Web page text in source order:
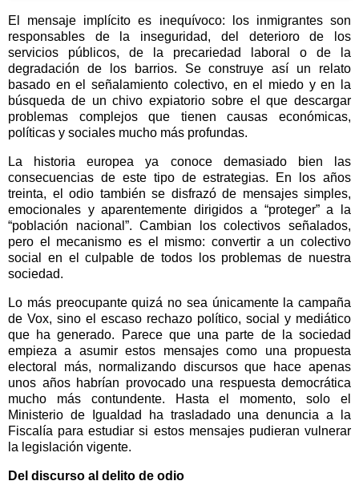
El mensaje implícito es inequívoco: los inmigrantes son
responsables de la inseguridad, del deterioro de los
servicios públicos, de la precariedad laboral o de la
degradación de los barrios. Se construye así un relato
basado en el señalamiento colectivo, en el miedo y en la
búsqueda de un chivo expiatorio sobre el que descargar
problemas complejos que tienen causas económicas,
políticas y sociales mucho más profundas.
La historia europea ya conoce demasiado bien las
consecuencias de este tipo de estrategias. En los años
treinta, el odio también se disfrazó de mensajes simples,
emocionales y aparentemente dirigidos a “proteger” a la
“población nacional”. Cambian los colectivos señalados,
pero el mecanismo es el mismo: convertir a un colectivo
social en el culpable de todos los problemas de nuestra
sociedad.
Lo más preocupante quizá no sea únicamente la campaña
de Vox, sino el escaso rechazo político, social y mediático
que ha generado. Parece que una parte de la sociedad
empieza a asumir estos mensajes como una propuesta
electoral más, normalizando discursos que hace apenas
unos años habrían provocado una respuesta democrática
mucho más contundente. Hasta el momento, solo el
Ministerio de Igualdad ha trasladado una denuncia a la
Fiscalía para estudiar si estos mensajes pudieran vulnerar
la legislación vigente.
Del discurso al delito de odio